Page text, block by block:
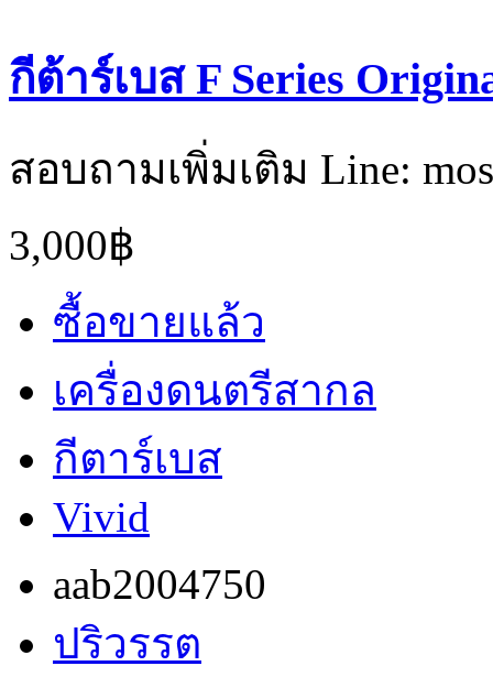
กีต้าร์เบส F Series
สอบถามเพิ่มเติม Line:
3,000฿
ซื้อขายแล้ว
เครื่องดนตรีสากล
กีตาร์เบส
Vivid
aab2004750
ปริวรรต